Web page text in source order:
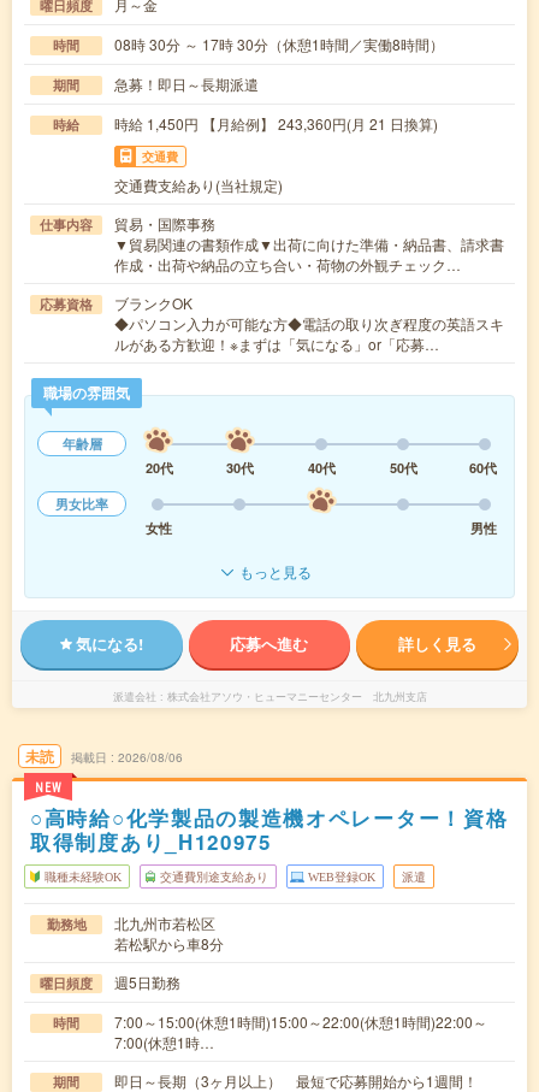
曜日頻度 月～金
時間 08時 30分 ～ 17時 30分（休憩1時間／実働8時間）
期間 急募！即日～長期派遣
時給 時給 1,450円 【月給例】 243,360円(月 21 日換算)
交通費
交通費支給あり(当社規定)
仕事内容
貿易・国際事務
▼貿易関連の書類作成▼出荷に向けた準備・納品書、請求書
作成・出荷や納品の立ち合い・荷物の外観チェック…
応募資格
ブランクOK
◆パソコン入力が可能な方◆電話の取り次ぎ程度の英語スキ
ルがある方歓迎！※まずは「気になる」or「応募…
職場の雰囲気
年齢層
20代
30代 40代 50代
60代
男女比率
女性
男性
もっと見る
気になる! 応募へ進む 詳しく見る
派遣会社 株式会社アソウ・ヒューマニーセンター 北九州支店
未読
NEW
掲載日 2026/08/06
○高時給○化学製品の製造機オペレーター！資格
取得制度あり_H120975
職種未経験OK 交通費別途支給あり WEB登録OK 派遣
勤務地
北九州市若松区
若松駅から車8分
曜日頻度 週5日勤務
時間
7:00～15:00(休憩1時間)15:00～22:00(休憩1時間)22:00～
7:00(休憩1時…
期間 即日～長期（3ヶ月以上） 最短で応募開始から1週間！